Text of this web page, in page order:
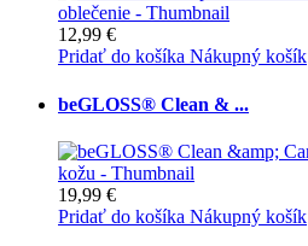
12,99 €
Pridať do košíka Nákupný košík
beGLOSS® Clean & ...
19,99 €
Pridať do košíka Nákupný košík